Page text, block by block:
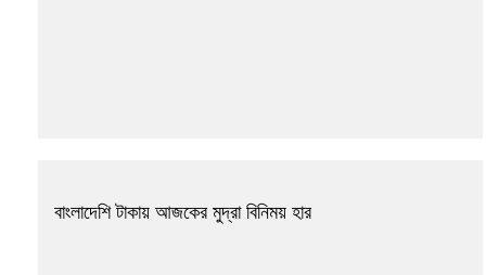
বাংলাদেশি টাকায় আজকের মুদ্রা বিনিময় হার